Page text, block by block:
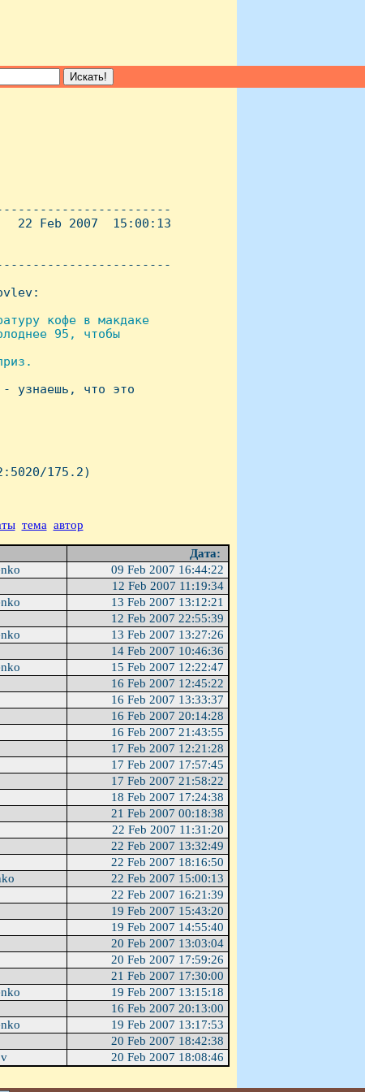
Feb 2007  15:00:13
кофе в макдаке
95, чтобы
узнаешь, что это
175.2)
тема автор
Дата:
09 Feb 2007 16:44:22
12 Feb 2007 11:19:34
13 Feb 2007 13:12:21
12 Feb 2007 22:55:39
13 Feb 2007 13:27:26
14 Feb 2007 10:46:36
15 Feb 2007 12:22:47
16 Feb 2007 12:45:22
16 Feb 2007 13:33:37
16 Feb 2007 20:14:28
16 Feb 2007 21:43:55
17 Feb 2007 12:21:28
17 Feb 2007 17:57:45
17 Feb 2007 21:58:22
18 Feb 2007 17:24:38
21 Feb 2007 00:18:38
22 Feb 2007 11:31:20
22 Feb 2007 13:32:49
22 Feb 2007 18:16:50
22 Feb 2007 15:00:13
22 Feb 2007 16:21:39
19 Feb 2007 15:43:20
19 Feb 2007 14:55:40
20 Feb 2007 13:03:04
20 Feb 2007 17:59:26
21 Feb 2007 17:30:00
19 Feb 2007 13:15:18
16 Feb 2007 20:13:00
19 Feb 2007 13:17:53
20 Feb 2007 18:42:38
20 Feb 2007 18:08:46